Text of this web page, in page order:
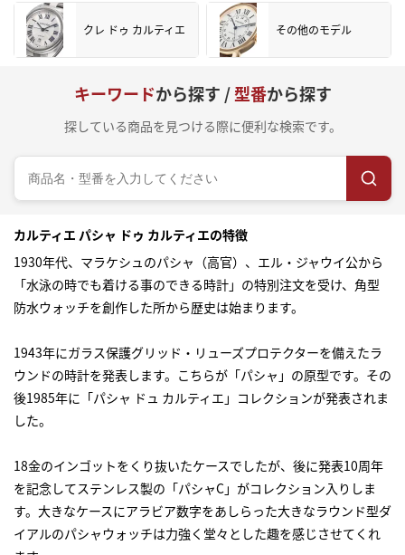
クレ ドゥ カルティエ その他のモデル
キーワードから探す /型番から探す
探している商品を見つける際に便利な検索です。
カルティエ パシャ ドゥ カルティエの特徴
1930年代、マラケシュのパシャ（高官）、エル・ジャウイ公から
「水泳の時でも着ける事のできる時計」の特別注文を受け、角型
防水ウォッチを創作した所から歴史は始まります。
1943年にガラス保護グリッド・リューズプロテクターを備えたラ
ウンドの時計を発表します。こちらが「パシャ」の原型です。その
後1985年に「パシャ ドュ カルティエ」コレクションが発表されま
した。
18金のインゴットをくり抜いたケースでしたが、後に発表10周年
を記念してステンレス製の「パシャC」がコレクション入りしま
す。大きなケースにアラビア数字をあしらった大きなラウンド型ダ
イアルのパシャウォッチは力強く堂々とした趣を感じさせてくれ